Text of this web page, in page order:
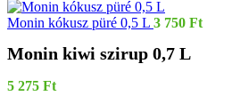
Monin kókusz püré 0,5 L 3 750 Ft
Monin kiwi szirup 0,7 L
5 275 Ft